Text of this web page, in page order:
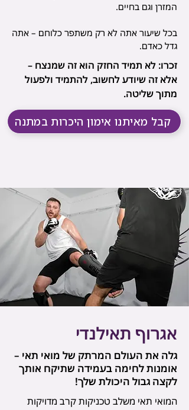
המזרן וגם בחיים.
בכל שיעור אתה לא רק משתפר כלוחם – אתה
גדל כאדם.
זכרו: לא תמיד החזק הוא זה שמנצח –
אלא זה שיודע לחשוב, להתמיד ולפעול
מתוך שליטה.
קבל מאיתנו אימון היכרות במתנה
אגרוף תאילנדי
גלה את העולם המרתק של מואי תאי –
אומנות לחימה בעמידה שתיקח אותך
לקצה גבול היכולת שלך!
המואי תאי משלב טכניקות קרב מדויקות